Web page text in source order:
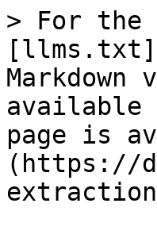
> For the
available
page is
(https://